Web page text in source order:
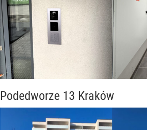
Podedworze 13 Kraków